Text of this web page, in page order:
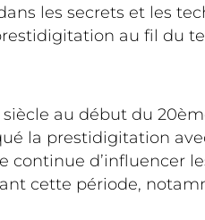
les secrets et les
au fil du
siècle au début du
la prestidigitation
continue d’influencer
cette période,